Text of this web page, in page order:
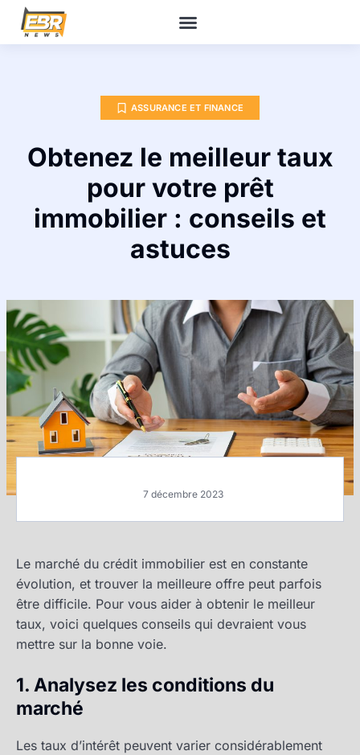
ASSURANCE ET FINANCE
Obtenez le meilleur taux
pour votre prêt
immobilier : conseils et
astuces
7 décembre 2023
Le marché du crédit immobilier est en constante
évolution, et trouver la meilleure offre peut parfois
être difficile. Pour vous aider à obtenir le meilleur
taux, voici quelques conseils qui devraient vous
mettre sur la bonne voie.
1. Analysez les conditions du
marché
Les taux d’intérêt peuvent varier considérablement